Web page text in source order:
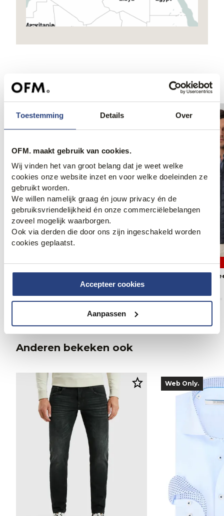
Toestemming Details Over
OFM. maakt gebruik van cookies.
Wij vinden het van groot belang dat je weet welke
cookies onze website inzet en voor welke doeleinden ze
gebruikt worden.
We willen namelijk graag én jouw privacy én de
gebruiksvriendelijkheid én onze commerciëlebelangen
zoveel mogelijk waarborgen.
Ook via derden die door ons zijn ingeschakeld worden
cookies geplaatst.
Accepteer cookies
Aanpassen
50% korting 30% korting
Campbell
Anderen bekeken ook
Web Only.